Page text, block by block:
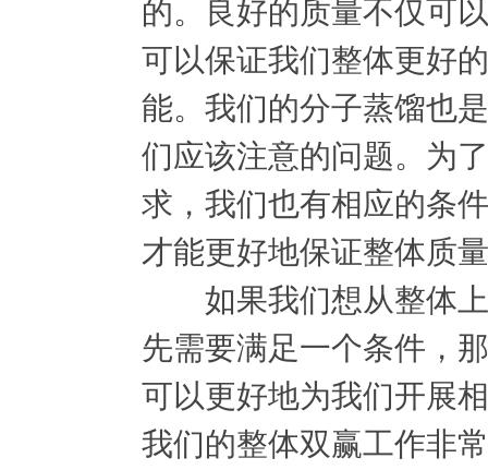
的。良好的质量不仅可
可以保证我们整体更好
能。我们的分子蒸馏也
们应该注意的问题。为
求，我们也有相应的条
才能更好地保证整体质
如果我们想从整体上
先需要满足一个条件，
可以更好地为我们开展
我们的整体双赢工作非